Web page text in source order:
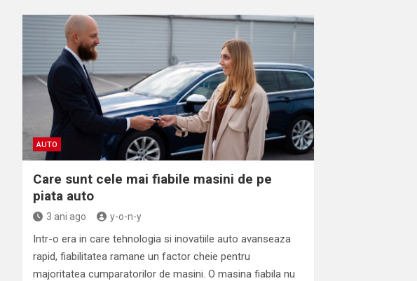
AUTO
Care sunt cele mai fiabile masini de pe
piata auto
3 ani ago y-o-n-y
Intr-o era in care tehnologia si inovatiile auto avanseaza
rapid, fiabilitatea ramane un factor cheie pentru
majoritatea cumparatorilor de masini. O masina fiabila nu